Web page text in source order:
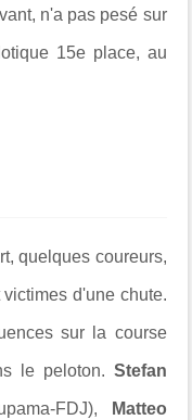
n'a pas pesé sur
15e place, au
quelques coureurs,
victimes d'une chute.
sur la course
le peloton. Stefan
FDJ), Matteo